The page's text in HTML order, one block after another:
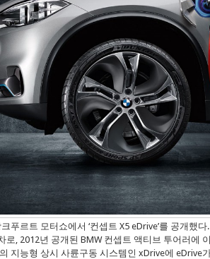
푸르트 모터쇼에서 ‘컨셉트 X5 eDrive’를 공개했
로, 2012년 공개된 BMW 컨셉트 액티브 투어러에
의 지능형 상시 사륜구동 시스템인 xDrive에 eDrive